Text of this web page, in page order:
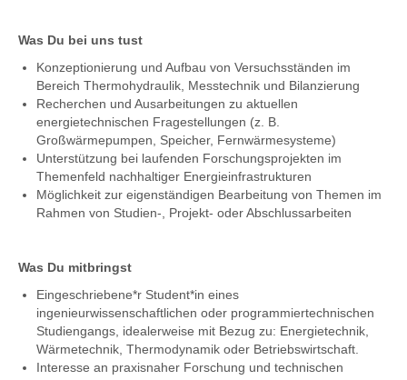
Was Du bei uns tust
Konzeptionierung und Aufbau von Versuchsständen im
Bereich Thermohydraulik, Messtechnik und Bilanzierung
Recherchen und Ausarbeitungen zu aktuellen
energietechnischen Fragestellungen (z. B.
Großwärmepumpen, Speicher, Fernwärmesysteme)
Unterstützung bei laufenden Forschungsprojekten im
Themenfeld nachhaltiger Energieinfrastrukturen
Möglichkeit zur eigenständigen Bearbeitung von Themen im
Rahmen von Studien-, Projekt- oder Abschlussarbeiten
Was Du mitbringst
Eingeschriebene*r Student*in eines
ingenieurwissenschaftlichen oder programmiertechnischen
Studiengangs, idealerweise mit Bezug zu: Energietechnik,
Wärmetechnik, Thermodynamik oder Betriebswirtschaft.
Interesse an praxisnaher Forschung und technischen